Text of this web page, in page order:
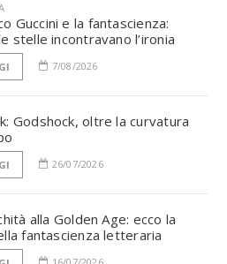
Guccini e la fantascienza:
stelle incontravano l’ironia
7/08/2026
Godshock, oltre la curvatura
26/07/2026
alla Golden Age: ecco la
fantascienza letteraria